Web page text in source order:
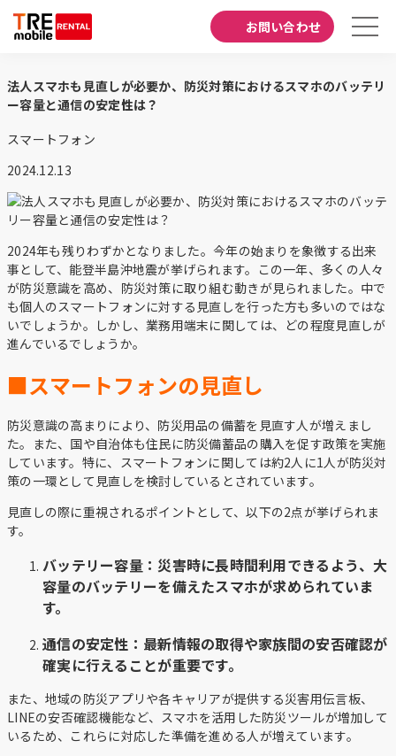
お問い合わせ
法人スマホも見直しが必要か、防災対策におけるスマホのバッテリ
ー容量と通信の安定性は？
スマートフォン
2024.12.13
2024年も残りわずかとなりました。今年の始まりを象徴する出来
事として、能登半島沖地震が挙げられます。この一年、多くの人々
が防災意識を高め、防災対策に取り組む動きが見られました。中で
も個人のスマートフォンに対する見直しを行った方も多いのではな
いでしょうか。しかし、業務用端末に関しては、どの程度見直しが
進んでいるでしょうか。
■スマートフォンの見直し
防災意識の高まりにより、防災用品の備蓄を見直す人が増えまし
た。また、国や自治体も住民に防災備蓄品の購入を促す政策を実施
しています。特に、スマートフォンに関しては約2人に1人が防災対
策の一環として見直しを検討しているとされています。
見直しの際に重視されるポイントとして、以下の2点が挙げられま
す。
バッテリー容量：災害時に長時間利用できるよう、大
容量のバッテリーを備えたスマホが求められていま
す。
通信の安定性 ：最新情報の取得や家族間の安否確認が
確実に行えることが重要です。
また、地域の防災アプリや各キャリアが提供する災害用伝言板、
LINEの安否確認機能など、スマホを活用した防災ツールが増加して
いるため、これらに対応した準備を進める人が増えています。